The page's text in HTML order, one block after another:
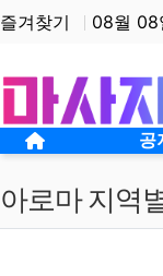
상단 네비
즐겨찾기 08월 08
메인 메뉴 공
홈으로
아로마 지역